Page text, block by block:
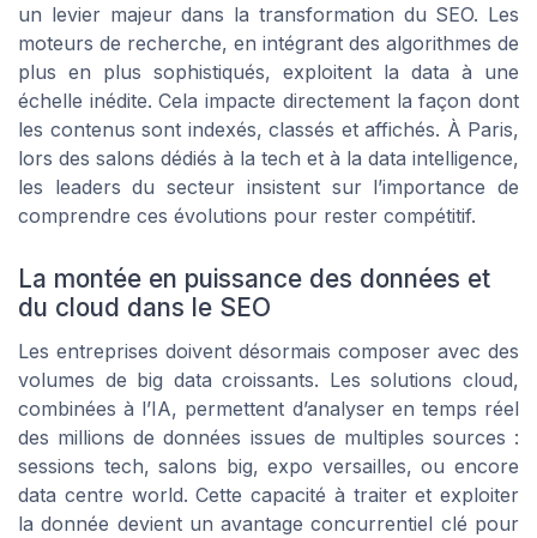
un levier majeur dans la transformation du SEO. Les
moteurs de recherche, en intégrant des algorithmes de
plus en plus sophistiqués, exploitent la data à une
échelle inédite. Cela impacte directement la façon dont
les contenus sont indexés, classés et affichés. À Paris,
lors des salons dédiés à la tech et à la data intelligence,
les leaders du secteur insistent sur l’importance de
comprendre ces évolutions pour rester compétitif.
La montée en puissance des données et
du cloud dans le SEO
Les entreprises doivent désormais composer avec des
volumes de big data croissants. Les solutions cloud,
combinées à l’IA, permettent d’analyser en temps réel
des millions de données issues de multiples sources :
sessions tech, salons big, expo versailles, ou encore
data centre world. Cette capacité à traiter et exploiter
la donnée devient un avantage concurrentiel clé pour